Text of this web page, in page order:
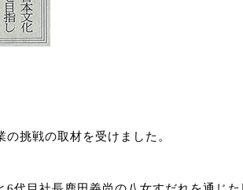
挑戦の取材を受けました。